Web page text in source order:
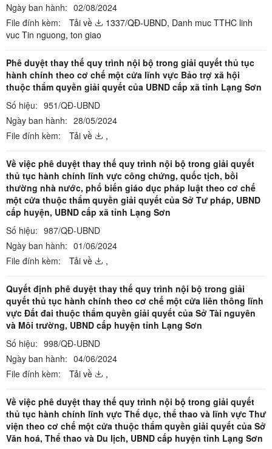
Ngày ban hành: 02/08/2024
File đính kèm:
Tải về 1337/QĐ-UBND, Danh muc TTHC linh
vuc Tin nguong, ton giao
Phê duyệt thay thế quy trình nội bộ trong giải quyết thủ tục
hành chính theo cơ chế một cửa lĩnh vực Bảo trợ xã hội
thuộc thẩm quyền giải quyết của UBND cấp xã tỉnh Lạng Sơn
Số hiệu: 951/QĐ-UBND
Ngày ban hành: 28/05/2024
File đính kèm:
Tải về ,
Về việc phê duyệt thay thế quy trình nội bộ trong giải quyết
thủ tục hành chính lĩnh vực công chứng, quốc tịch, bồi
thường nhà nước, phổ biến giáo dục pháp luật theo cơ chế
một cửa thuộc thẩm quyền giải quyết của Sở Tư pháp, UBND
cấp huyện, UBND cấp xã tỉnh Lạng Sơn
Số hiệu: 987/QĐ-UBND
Ngày ban hành: 01/06/2024
File đính kèm:
Tải về ,
Quyết định phê duyệt thay thế quy trình nội bộ trong giải
quyết thủ tục hành chính theo cơ chế một cửa liên thông lĩnh
vực Đất đai thuộc thẩm quyền giải quyết của Sở Tài nguyên
và Môi trường, UBND cấp huyện tỉnh Lạng Sơn
Số hiệu: 998/QĐ-UBND
Ngày ban hành: 04/06/2024
File đính kèm:
Tải về ,
Về việc phê duyệt thay thế quy trình nội bộ trong giải quyết
thủ tục hành chính lĩnh vực Thể dục, thể thao và lĩnh vực Thư
viện theo cơ chế một cửa thuộc thẩm quyền giải quyết của Sở
Văn hoá, Thể thao và Du lịch, UBND cấp huyện tỉnh Lạng Sơn